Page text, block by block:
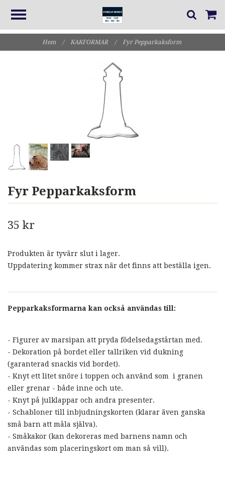
Hem / KAKFORMAR / Fyr Pepparkaksform
Fyr Pepparkaksform
35 kr
Produkten är tyvärr slut i lager.
Uppdatering kommer strax när det finns att beställa igen.
Pepparkaksformarna kan också användas till:
- Figurer av marsipan att pryda födelsedagstårtan med.
- Dekoration på bordet eller tallriken vid dukning
(garanterad snackis vid bordet).
- Knyt ett litet snöre i toppen och använd som i granen
eller grenar - både inne och ute.
- Knyt på julklappar och andra presenter.
- Schabloner till inbjudningskorten (klarar även ganska
små barn att måla själva).
- Småkakor (kan dekoreras med barnens namn och
användas som placeringskort om man så vill).